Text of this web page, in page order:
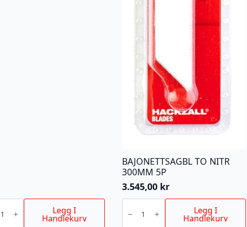
Legg I
Handlekurv
BAJONETTSAGBL TO NITR
300MM 5P
3.545,00 kr
BAJONETTSAGBL
NITR Legg I
Handlekurv